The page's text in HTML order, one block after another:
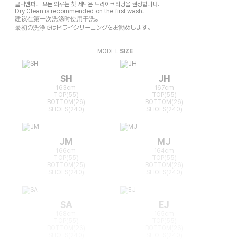
클릭앤퍼니 모든 의류는 첫 세탁은 드라이크리닝을 권장합니다.
Dry Clean is recommended on the first wash.
建议在第一次洗涤时使用干洗。
最初の洗浄ではドライクリーニングをお勧めします。
MODEL SIZE
SH
163cm
TOP(55)
BOTTOM(26)
SHOES(240)
JH
167cm
TOP(55)
BOTTOM(26)
SHOES(240)
JM
166cm
TOP(55)
BOTTOM(25)
MJ
164cm
TOP(55)
BOTTOM(26)
SA EJ